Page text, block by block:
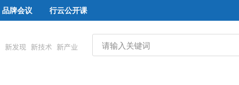
品牌会议 行云公开课